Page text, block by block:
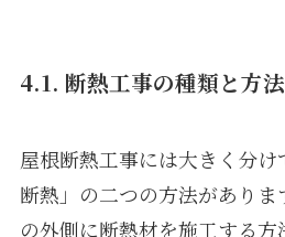
4.1. 断熱工事の種類と方法
屋根断熱工事には大きく分
断熱」の二つの方法があり
の外側に断熱材を施工する